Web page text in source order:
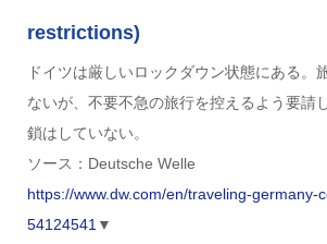
restrictions)
ドイツは厳しいロックダウン状態にある。
ないが、不要不急の旅行を控えるよう要請
鎖はしていない。
ソース：Deutsche Welle
https://www.dw.com/en/traveling-germany-
54124541 ▼